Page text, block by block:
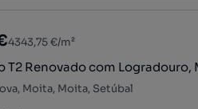
4343,75 €/m²
T2 Renovado com Logradouro,
Moita, Moita, Setúbal